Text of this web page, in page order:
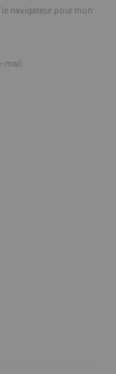
navigateur pour mon
mail.